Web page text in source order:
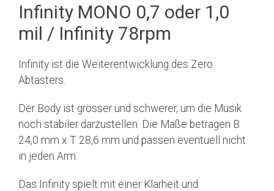
Infinity MONO 0,7 oder 1,0
mil / Infinity 78rpm
Infinity ist die Weiterentwicklung des Zero
Abtasters.
Der Body ist grösser und schwerer, um die Musik
noch stabiler darzustellen. Die Maße betragen B
24,0 mm x T 28,6 mm und passen eventuell nicht
in jeden Arm.
Das Infinity spielt mit einer Klarheit und